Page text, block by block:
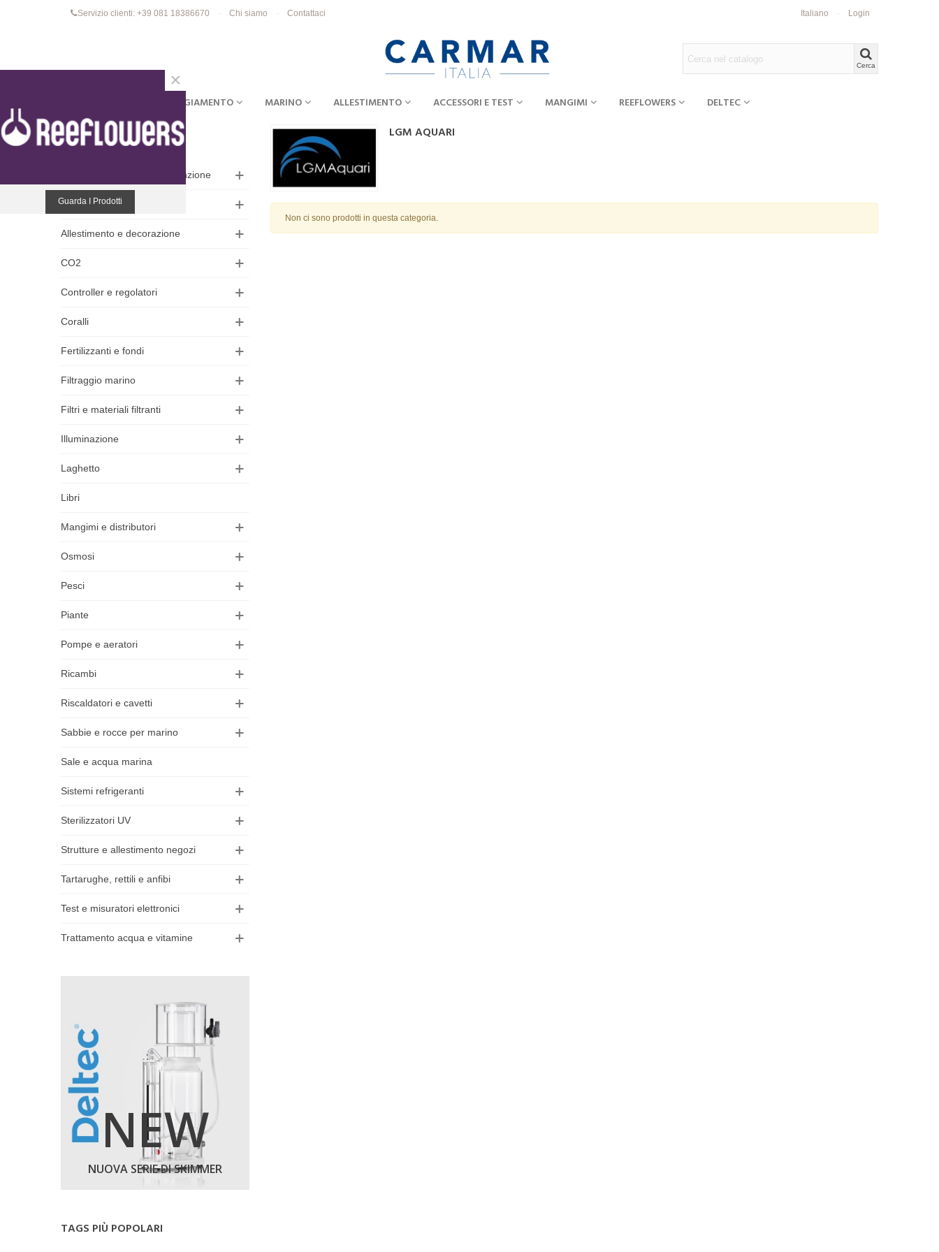
Servizio clienti: +39 081 18386670 Chi siamo Contattaci Italiano Login
Cerca
EQUIPAGGIAMENTO MARINO ALLESTIMENTO ACCESSORI E TEST MANGIMI REEFLOWERS DELTEC
HOME
Accessori, pulizia e manutenzione
Acquari e supporti
Allestimento e decorazione
CO2
Controller e regolatori
Coralli
Fertilizzanti e fondi
Filtraggio marino
Filtri e materiali filtranti
Illuminazione
Laghetto
Libri
Mangimi e distributori
Osmosi
Pesci
Piante
Pompe e aeratori
Ricambi
Riscaldatori e cavetti
Sabbie e rocce per marino
Sale e acqua marina
Sistemi refrigeranti
Sterilizzatori UV
Strutture e allestimento negozi
Tartarughe, rettili e anfibi
Test e misuratori elettronici
Trattamento acqua e vitamine
NEW
NUOVA SERIE DI SKIMMER
TAGS PIÙ POPOLARI
LGM AQUARI
Non ci sono prodotti in questa categoria.
Guarda I Prodotti
×